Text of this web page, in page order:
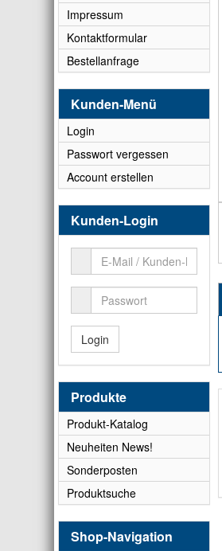
Impressum
Kontaktformular
Bestellanfrage
Kunden-Menü
Login
Passwort vergessen
Account erstellen
Kunden-Login
Login
Produkte
Produkt-Katalog
Neuheiten News!
Sonderposten
Produktsuche
Shop-Navigation